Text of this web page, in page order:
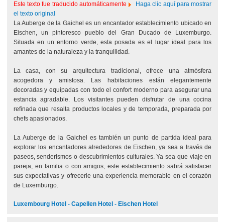
Este texto fue traducido automáticamente
Haga clic aquí para mostrar
el texto original
La Auberge de la Gaichel es un encantador establecimiento ubicado en
Eischen, un pintoresco pueblo del Gran Ducado de Luxemburgo.
Situada en un entorno verde, esta posada es el lugar ideal para los
amantes de la naturaleza y la tranquilidad.
La casa, con su arquitectura tradicional, ofrece una atmósfera
acogedora y amistosa. Las habitaciones están elegantemente
decoradas y equipadas con todo el confort moderno para asegurar una
estancia agradable. Los visitantes pueden disfrutar de una cocina
refinada que resalta productos locales y de temporada, preparada por
chefs apasionados.
La Auberge de la Gaichel es también un punto de partida ideal para
explorar los encantadores alrededores de Eischen, ya sea a través de
paseos, senderismos o descubrimientos culturales. Ya sea que viaje en
pareja, en familia o con amigos, este establecimiento sabrá satisfacer
sus expectativas y ofrecerle una experiencia memorable en el corazón
de Luxemburgo.
Luxembourg Hotel - Capellen Hotel - Eischen Hotel